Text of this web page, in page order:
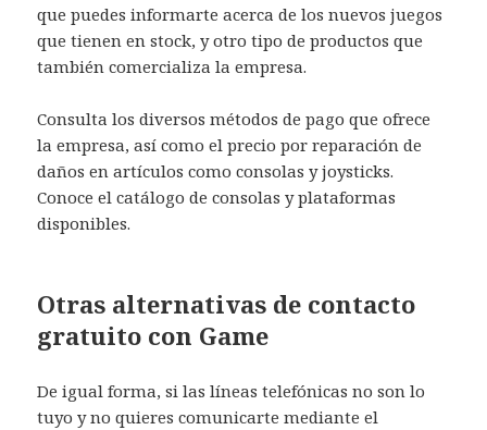
que puedes informarte acerca de los nuevos juegos
que tienen en stock, y otro tipo de productos que
también comercializa la empresa.
Consulta los diversos métodos de pago que ofrece
la empresa, así como el precio por reparación de
daños en artículos como consolas y joysticks.
Conoce el catálogo de consolas y plataformas
disponibles.
Otras alternativas de contacto
gratuito con Game
De igual forma, si las líneas telefónicas no son lo
tuyo y no quieres comunicarte mediante el